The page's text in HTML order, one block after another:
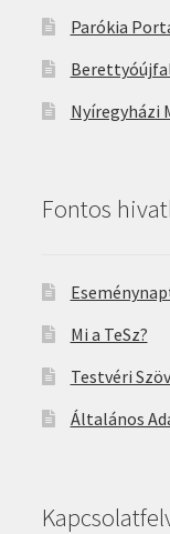
Parókia
Nyíregyházi
Fontos
Mi a TeSz?
Testvéri
Általános